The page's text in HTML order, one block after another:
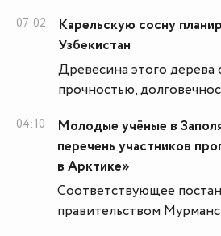
07:02
Карельскую сосну
Узбекистан
Древесина этого дерева
прочностью,
04:10
Молодые учёные в
перечень участников
в Арктике»
Соответствующее
правительством